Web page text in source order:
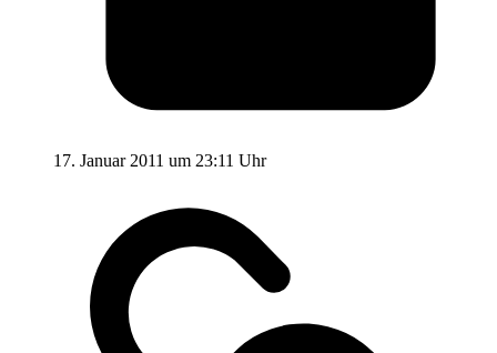
17. Januar 2011 um 23:11 Uhr